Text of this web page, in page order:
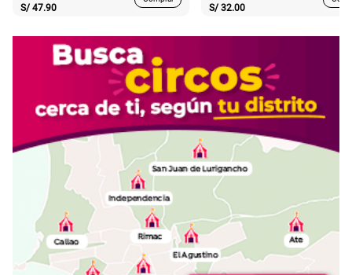
S/ 47.90 S/ 32.00